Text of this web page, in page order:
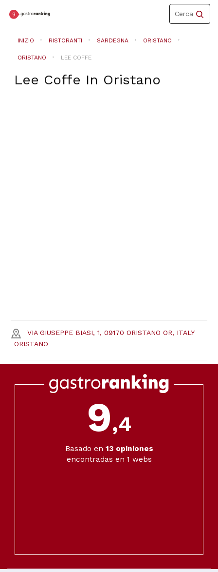
Toggle
navigation
Cerca
INIZIO RISTORANTI SARDEGNA ORISTANO
ORISTANO LEE COFFE
Lee Coffe In Oristano
VIA GIUSEPPE BIASI, 1, 09170 ORISTANO OR, ITALY
ORISTANO
9,4
Basado en 13 opiniones
encontradas en 1 webs